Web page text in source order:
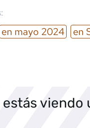
en mayo 2024 en
estás viendo